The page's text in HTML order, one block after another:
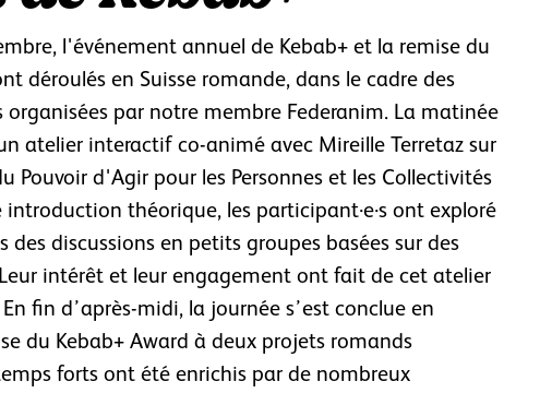
l'événement annuel de Kebab+ et la remise du
déroulés en Suisse romande, dans le cadre des
organisées par notre membre Federanim. La matinée
atelier interactif co-animé avec Mireille Terretaz sur
Pouvoir d'Agir pour les Personnes et les Collectivités
introduction théorique, les participant·e·s ont exploré
des discussions en petits groupes basées sur des
intérêt et leur engagement ont fait de cet atelier
fin d’après-midi, la journée s’est conclue en
du Kebab+ Award à deux projets romands
forts ont été enrichis par de nombreux